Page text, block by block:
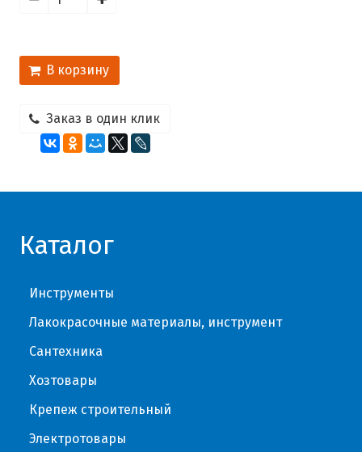
В корзину
Заказ в один клик
Каталог
Инструменты
Лакокрасочные материалы, инструмент
Сантехника
Хозтовары
Крепеж строительный
Электротовары